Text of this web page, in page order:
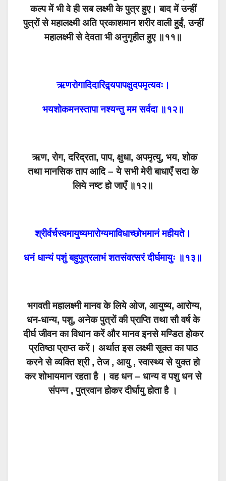
कल्प में भी वे ही सब लक्ष्मी के पुत्र हुए। बाद में उन्हीं
पुत्रों से महालक्ष्मी अति प्रकाशमान शरीर वाली हुईं, उन्हीं
महालक्ष्मी से देवता भी अनुगृहीत हुए ॥११॥
ऋणरोगादिदारिद्र्यपापक्षुदपमृत्यवः।
भयशोकमनस्तापा नश्यन्तु मम सर्वदा ॥१२॥
ऋण, रोग, दरिद्रता, पाप, क्षुधा, अपमृत्यु, भय, शोक
तथा मानसिक ताप आदि – ये सभी मेरी बाधाएँ सदा के
लिये नष्ट हो जाएँ ॥१२॥
श्रीर्वर्चस्वमायुष्यमारोग्यमाविधाच्छोभमानं महीयते।
धनं धान्यं पशुं बहुपुत्रलाभं शतसंवत्सरं दीर्घमायुः ॥१३॥
भगवती महालक्ष्मी मानव के लिये ओज, आयुष्य, आरोग्य,
धन-धान्य, पशु, अनेक पुत्रों की प्राप्ति तथा सौ वर्ष के
दीर्घ जीवन का विधान करें और मानव इनसे मण्डित होकर
प्रतिष्ठा प्राप्त करें। अर्थात इस लक्ष्मी सूक्त का पाठ
करने से व्यक्ति श्री , तेज , आयु , स्वास्थ्य से युक्त हो
कर शोभायमान रहता है । वह धन – धान्य व पशु धन से
संपन्न , पुत्रवान होकर दीर्घायु होता है ।